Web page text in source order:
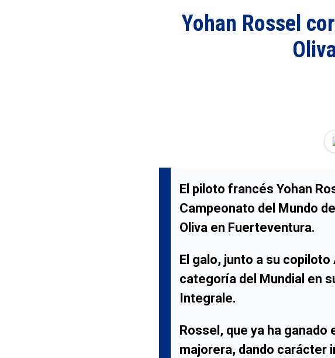
Yohan Rossel
El piloto francés Yohan
Campeonato del Mundo
Oliva en Fuerteventura.
El galo, junto a su copiloto
categoría del Mundial en
Integrale.
Rossel, que ya ha ganado
majorera, dando carácter